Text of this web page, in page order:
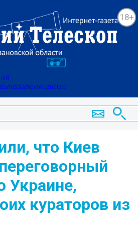
18+
russia/novokuznetsk/
что Киев
Украине,
кураторов из